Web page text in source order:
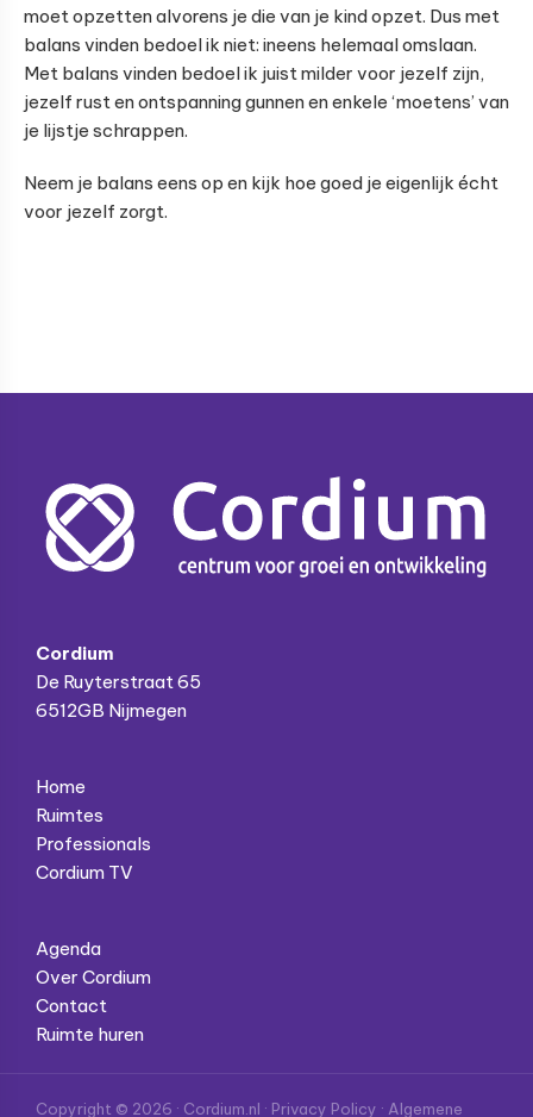
moet opzetten alvorens je die van je kind opzet. Dus met
balans vinden bedoel ik niet: ineens helemaal omslaan.
Met balans vinden bedoel ik juist milder voor jezelf zijn,
jezelf rust en ontspanning gunnen en enkele ‘moetens’ van
je lijstje schrappen.
Neem je balans eens op en kijk hoe goed je eigenlijk écht
voor jezelf zorgt.
Footer
Cordium
De Ruyterstraat 65
6512GB Nijmegen
Home
Ruimtes
Professionals
Cordium TV
Agenda
Over Cordium
Contact
Ruimte huren
Copyright © 2026 · Cordium.nl · Privacy Policy · Algemene